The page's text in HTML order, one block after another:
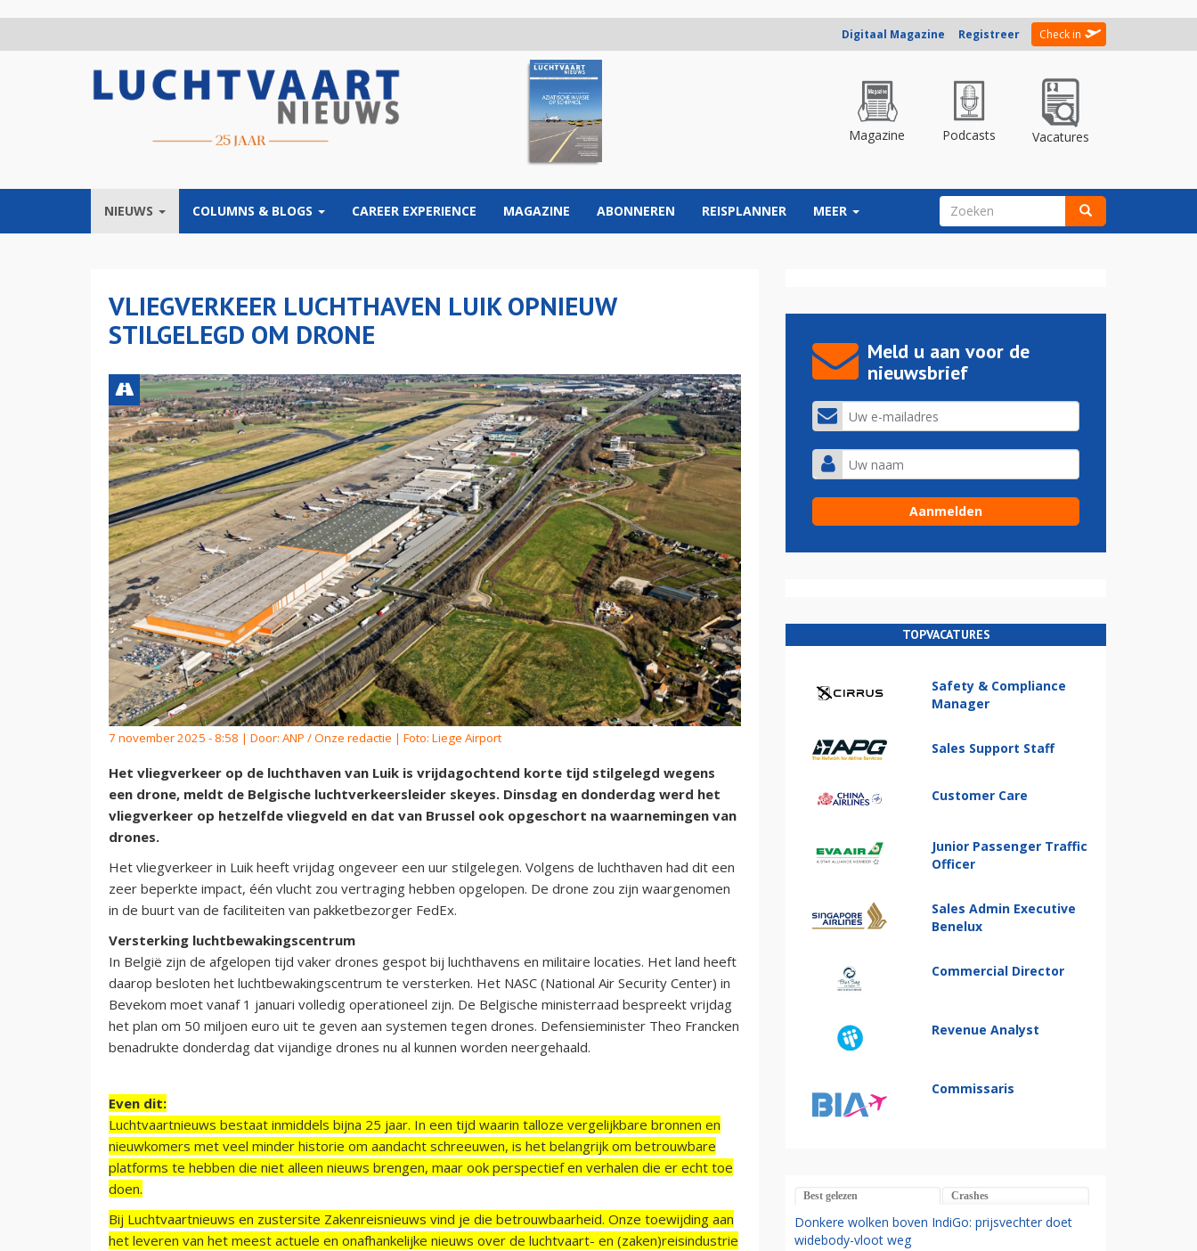
Digitaal Magazine Registreer Check in
Magazine Podcasts Vacatures
NIEUWS COLUMNS & BLOGS CAREER EXPERIENCE MAGAZINE ABONNEREN REISPLANNER MEER ZOEKVELD
VLIEGVERKEER LUCHTHAVEN LUIK OPNIEUW
STILGELEGD OM DRONE
7 november 2025 - 8:58 | Door: ANP / Onze redactie | Foto: Liege Airport
Het vliegverkeer op de luchthaven van Luik is vrijdagochtend korte tijd stilgelegd wegens
een drone, meldt de Belgische luchtverkeersleider skeyes. Dinsdag en donderdag werd het
vliegverkeer op hetzelfde vliegveld en dat van Brussel ook opgeschort na waarnemingen van
drones.
Het vliegverkeer in Luik heeft vrijdag ongeveer een uur stilgelegen. Volgens de luchthaven had dit een
zeer beperkte impact, één vlucht zou vertraging hebben opgelopen. De drone zou zijn waargenomen
in de buurt van de faciliteiten van pakketbezorger FedEx.
Versterking luchtbewakingscentrum
In België zijn de afgelopen tijd vaker drones gespot bij luchthavens en militaire locaties. Het land heeft
daarop besloten het luchtbewakingscentrum te versterken. Het NASC (National Air Security Center) in
Bevekom moet vanaf 1 januari volledig operationeel zijn. De Belgische ministerraad bespreekt vrijdag
het plan om 50 miljoen euro uit te geven aan systemen tegen drones. Defensieminister Theo Francken
benadrukte donderdag dat vijandige drones nu al kunnen worden neergehaald.
Even dit:
Luchtvaartnieuws bestaat inmiddels bijna 25 jaar. In een tijd waarin talloze vergelijkbare bronnen en
nieuwkomers met veel minder historie om aandacht schreeuwen, is het belangrijk om betrouwbare
platforms te hebben die niet alleen nieuws brengen, maar ook perspectief en verhalen die er echt toe
doen.
Bij Luchtvaartnieuws en zustersite Zakenreisnieuws vind je die betrouwbaarheid. Onze toewijding aan
het leveren van het meest actuele en onafhankelijke nieuws over de luchtvaart- en (zaken)reisindustrie
Meld u aan voor de
nieuwsbrief
TOPVACATURES
Safety & Compliance
Manager
Sales Support Staff
Customer Care
Junior Passenger Traffic
Officer
Sales Admin Executive
Benelux
Commercial Director
Revenue Analyst
Commissaris
Best gelezen Crashes
Donkere wolken boven IndiGo: prijsvechter doet
widebody-vloot weg